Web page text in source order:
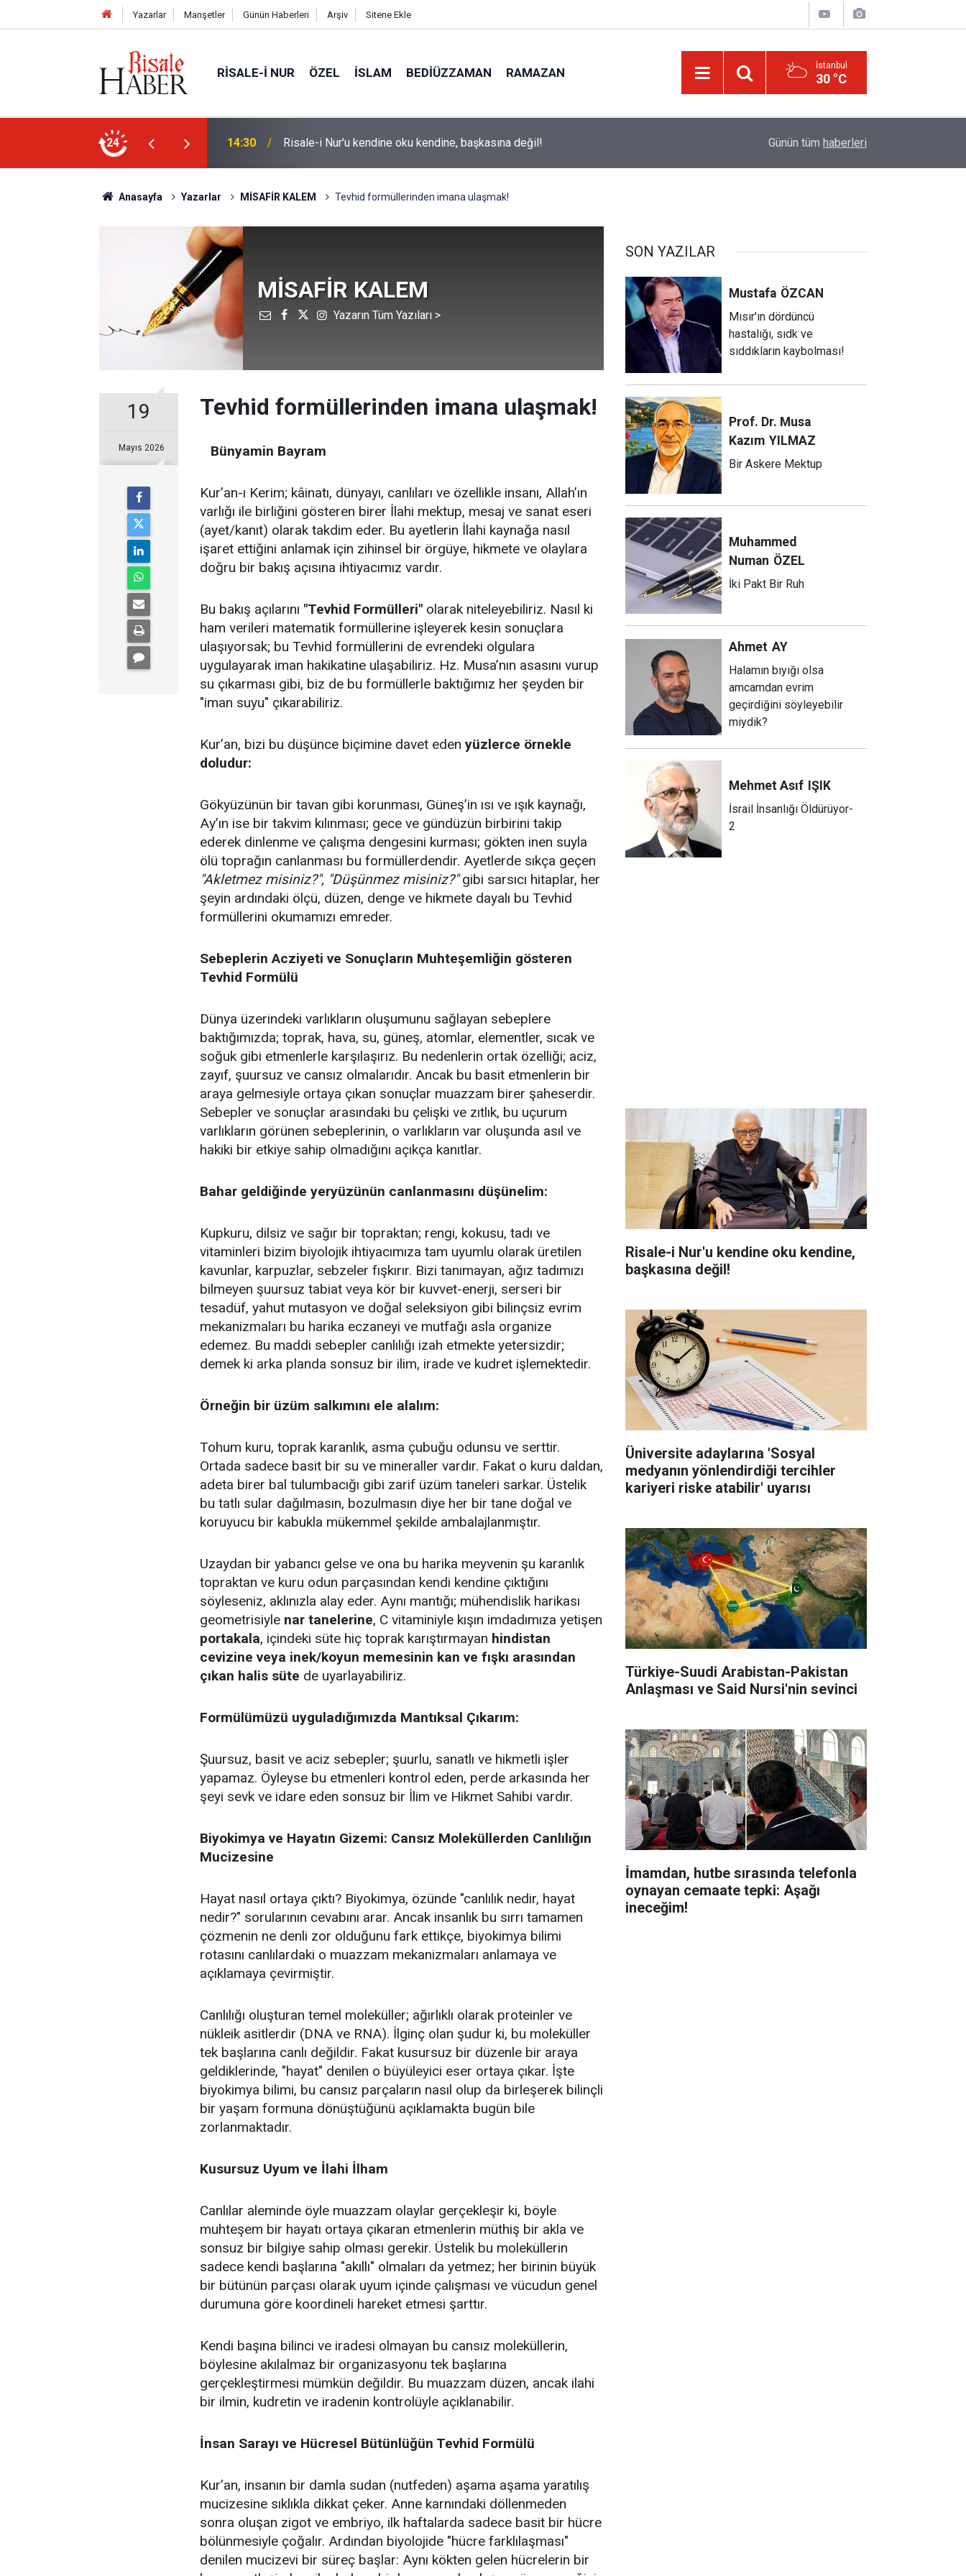
Yazarlar Manşetler Günün Haberleri Arşiv Sitene Ekle
RISALE-I NUR ÖZEL İSLAM BEDIÜZZAMAN RAMAZAN İstanbul
30 °C
24
başkasına değil! 14:00
atabilir' uyarısı
Türkiye-Suudi Arabistan-Pakistan Anlaşması
Günün tüm haberleri
Anasayfa Yazarlar MİSAFİR KALEM Tevhid formüllerinden imana ulaşmak!
MİSAFİR KALEM
Yazarın Tüm Yazıları >
19
Mayıs 2026
Tevhid formüllerinden imana ulaşmak!
Bünyamin Bayram
Kur’an-ı Kerim; kâinatı, dünyayı, canlıları ve özellikle insanı, Allah’ın
varlığı ile birliğini gösteren birer İlahi mektup, mesaj ve sanat eseri
(ayet/kanıt) olarak takdim eder. Bu ayetlerin İlahi kaynağa nasıl
işaret ettiğini anlamak için zihinsel bir örgüye, hikmete ve olaylara
doğru bir bakış açısına ihtiyacımız vardır.
Bu bakış açılarını "Tevhid Formülleri" olarak niteleyebiliriz. Nasıl ki
ham verileri matematik formüllerine işleyerek kesin sonuçlara
ulaşıyorsak; bu Tevhid formüllerini de evrendeki olgulara
uygulayarak iman hakikatine ulaşabiliriz. Hz. Musa’nın asasını vurup
su çıkarması gibi, biz de bu formüllerle baktığımız her şeyden bir
"iman suyu" çıkarabiliriz.
Kur’an, bizi bu düşünce biçimine davet eden yüzlerce örnekle
doludur:
Gökyüzünün bir tavan gibi korunması, Güneş’in ısı ve ışık kaynağı,
Ay’ın ise bir takvim kılınması; gece ve gündüzün birbirini takip
ederek dinlenme ve çalışma dengesini kurması; gökten inen suyla
ölü toprağın canlanması bu formüllerdendir. Ayetlerde sıkça geçen
"Akletmez misiniz?", "Düşünmez misiniz?"gibi sarsıcı hitaplar, her
şeyin ardındaki ölçü, düzen, denge ve hikmete dayalı bu Tevhid
formüllerini okumamızı emreder.
Sebeplerin Acziyeti ve Sonuçların Muhteşemliğin gösteren
Tevhid Formülü
Dünya üzerindeki varlıkların oluşumunu sağlayan sebeplere
baktığımızda; toprak, hava, su, güneş, atomlar, elementler, sıcak ve
soğuk gibi etmenlerle karşılaşırız. Bu nedenlerin ortak özelliği; aciz,
zayıf, şuursuz ve cansız olmalarıdır. Ancak bu basit etmenlerin bir
araya gelmesiyle ortaya çıkan sonuçlar muazzam birer şaheserdir.
Sebepler ve sonuçlar arasındaki bu çelişki ve zıtlık, bu uçurum
varlıkların görünen sebeplerinin, o varlıkların var oluşunda asıl ve
hakiki bir etkiye sahip olmadığını açıkça kanıtlar.
Bahar geldiğinde yeryüzünün canlanmasını düşünelim:
Kupkuru, dilsiz ve sağır bir topraktan; rengi, kokusu, tadı ve
vitaminleri bizim biyolojik ihtiyacımıza tam uyumlu olarak üretilen
kavunlar, karpuzlar, sebzeler fışkırır. Bizi tanımayan, ağız tadımızı
bilmeyen şuursuz tabiat veya kör bir kuvvet-enerji, serseri bir
tesadüf, yahut mutasyon ve doğal seleksiyon gibi bilinçsiz evrim
mekanizmaları bu harika eczaneyi ve mutfağı asla organize
edemez. Bu maddi sebepler canlılığı izah etmekte yetersizdir;
demek ki arka planda sonsuz bir ilim, irade ve kudret işlemektedir.
Örneğin bir üzüm salkımını ele alalım:
Tohum kuru, toprak karanlık, asma çubuğu odunsu ve serttir.
Ortada sadece basit bir su ve mineraller vardır. Fakat o kuru daldan,
adeta birer bal tulumbacığı gibi zarif üzüm taneleri sarkar. Üstelik
bu tatlı sular dağılmasın, bozulmasın diye her bir tane doğal ve
koruyucu bir kabukla mükemmel şekilde ambalajlanmıştır.
Uzaydan bir yabancı gelse ve ona bu harika meyvenin şu karanlık
topraktan ve kuru odun parçasından kendi kendine çıktığını
söyleseniz, aklınızla alay eder. Aynı mantığı; mühendislik harikası
geometrisiyle nar tanelerine, C vitaminiyle kışın imdadımıza yetişen
portakala, içindeki süte hiç toprak karıştırmayan hindistan
cevizine veya inek/koyun memesinin kan ve fışkı arasından
çıkan halis süte de uyarlayabiliriz.
Formülümüzü uyguladığımızda Mantıksal Çıkarım:
Şuursuz, basit ve aciz sebepler; şuurlu, sanatlı ve hikmetli işler
yapamaz. Öyleyse bu etmenleri kontrol eden, perde arkasında her
şeyi sevk ve idare eden sonsuz bir İlim ve Hikmet Sahibi vardır.
Biyokimya ve Hayatın Gizemi: Cansız Moleküllerden Canlılığın
Mucizesine
Hayat nasıl ortaya çıktı? Biyokimya, özünde "canlılık nedir, hayat
nedir?" sorularının cevabını arar. Ancak insanlık bu sırrı tamamen
çözmenin ne denli zor olduğunu fark ettikçe, biyokimya bilimi
rotasını canlılardaki o muazzam mekanizmaları anlamaya ve
açıklamaya çevirmiştir.
Canlılığı oluşturan temel moleküller; ağırlıklı olarak proteinler ve
nükleik asitlerdir (DNA ve RNA). İlginç olan şudur ki, bu moleküller
tek başlarına canlı değildir. Fakat kusursuz bir düzenle bir araya
geldiklerinde, "hayat" denilen o büyüleyici eser ortaya çıkar. İşte
biyokimya bilimi, bu cansız parçaların nasıl olup da birleşerek bilinçli
bir yaşam formuna dönüştüğünü açıklamakta bugün bile
zorlanmaktadır.
Kusursuz Uyum ve İlahi İlham
Canlılar aleminde öyle muazzam olaylar gerçekleşir ki, böyle
muhteşem bir hayatı ortaya çıkaran etmenlerin müthiş bir akla ve
sonsuz bir bilgiye sahip olması gerekir. Üstelik bu moleküllerin
sadece kendi başlarına "akıllı" olmaları da yetmez; her birinin büyük
bir bütünün parçası olarak uyum içinde çalışması ve vücudun genel
durumuna göre koordineli hareket etmesi şarttır.
Kendi başına bilinci ve iradesi olmayan bu cansız moleküllerin,
böylesine akılalmaz bir organizasyonu tek başlarına
gerçekleştirmesi mümkün değildir. Bu muazzam düzen, ancak ilahi
bir ilmin, kudretin ve iradenin kontrolüyle açıklanabilir.
İnsan Sarayı ve Hücresel Bütünlüğün Tevhid Formülü
Kur’an, insanın bir damla sudan (nutfeden) aşama aşama yaratılış
mucizesine sıklıkla dikkat çeker. Anne karnındaki döllenmeden
sonra oluşan zigot ve embriyo, ilk haftalarda sadece basit bir hücre
bölünmesiyle çoğalır. Ardından biyolojide "hücre farklılaşması"
denilen mucizevi bir süreç başlar: Aynı kökten gelen hücrelerin bir
SON YAZILAR
Mustafa ÖZCAN
Mısır'ın dördüncü
hastalığı, sıdk ve
sıddıkların kaybolması!
Prof. Dr. Musa
Kazım YILMAZ
Bir Askere Mektup
Muhammed
Numan ÖZEL
İki Pakt Bir Ruh
Ahmet AY
Halamın bıyığı olsa
amcamdan evrim
geçirdiğini söyleyebilir
miydik?
Mehmet Asıf IŞIK
İsrail İnsanlığı Öldürüyor-
2
Risale-i Nur'u kendine oku kendine,
başkasına değil!
Üniversite adaylarına 'Sosyal
medyanın yönlendirdiği tercihler
kariyeri riske atabilir' uyarısı
Türkiye-Suudi Arabistan-Pakistan
Anlaşması ve Said Nursi'nin sevinci
İmamdan, hutbe sırasında telefonla
oynayan cemaate tepki: Aşağı
ineceğim!